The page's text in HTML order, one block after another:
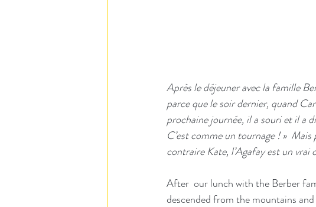
Après le déjeuner avec la famille
parce que le soir dernier, quand
prochaine journée, il a souri et il a
C’est comme un tournage ! »
contraire Kate, l’Agafay est un
After  our lunch with the Berber
descended from the mountains